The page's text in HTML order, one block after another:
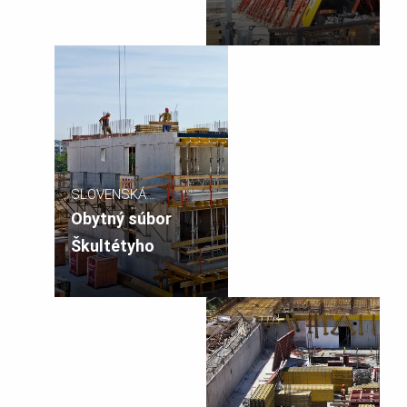
SLOVENSKÁ
REPUBLIKA
Obytný súbor
Škultétyho